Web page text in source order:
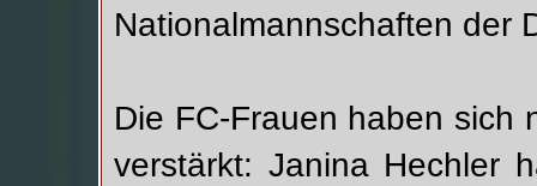
Nationalmannschaften der
Die FC-Frauen haben sich
verstärkt: Janina Hechler